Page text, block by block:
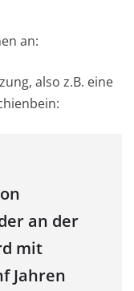
an:
also z.B. eine
an der
mit
Jahren